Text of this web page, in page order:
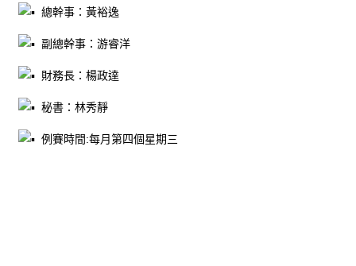
總幹事：黃裕逸
副總幹事：游睿洋
財務長：楊政達
秘書：林秀靜
例賽時間:每月第四個星期三